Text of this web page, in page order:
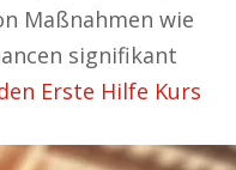
Maßnahmen wie
signifikant
Erste Hilfe Kurs